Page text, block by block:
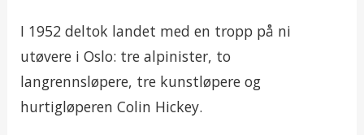
I 1952 deltok landet med en tropp på ni
utøvere i Oslo: tre alpinister, to
langrennsløpere, tre kunstløpere og
hurtigløperen Colin Hickey.